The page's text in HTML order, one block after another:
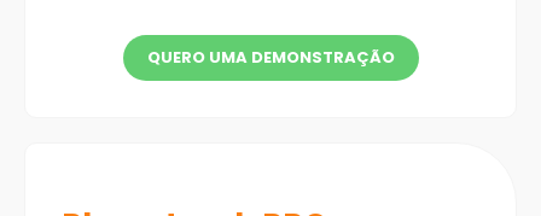
QUERO UMA DEMONSTRAÇÃO